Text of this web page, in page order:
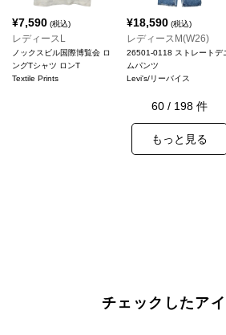
¥7,590 (税込)
レディースL
ノックスビル国際博覧会 ロ
ングTシャツ ロンT
Textile Prints
¥18,590(税込)
レディースM(W26)
26501-0118 ストレートデ
ムパンツ
Levi's/リーバイス
60 / 198 件
もっと見る
チェックしたア